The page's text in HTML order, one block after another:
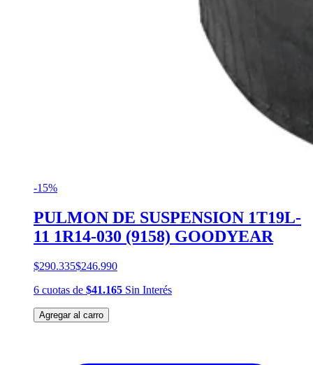
-15%
PULMON DE SUSPENSION 1T19L-
11 1R14-030 (9158) GOODYEAR
$290.335$246.990
6 cuotas de $41.165 Sin Interés
Agregar al carro